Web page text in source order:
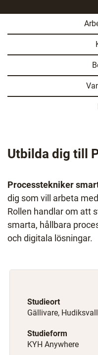
y
t
e
r
Utbilda dig till
Processtekniker
dig som vill arbeta
Rollen handlar om att
smarta, hållbara
och digitala lösningar.
Studieort
Gällivare,
Studieform
KYH Anywhere